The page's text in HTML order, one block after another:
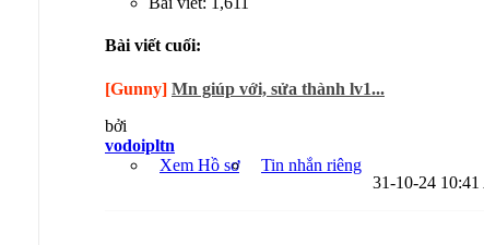
Bài viết cuối:
[Gunny] Mn giúp với, sửa thành lv1...
bởi
vodoipltn
Xem Hồ sơ
Tin nhắn riêng
31-10-24